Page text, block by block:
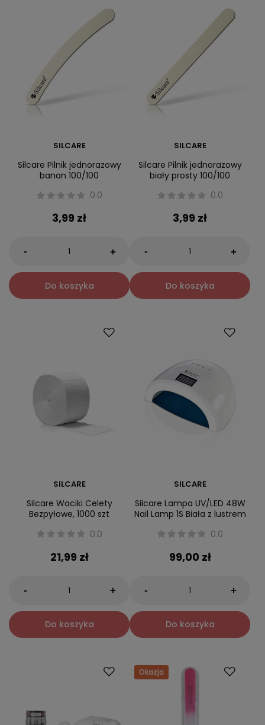
SILCARE
Silcare Pilnik jednorazowy
banan 100/100
0.0
3,99 zł
- +
Do koszyka
SILCARE
Silcare Pilnik jednorazowy
biały prosty 100/100
0.0
3,99 zł
- +
Do koszyka
SILCARE
Silcare Waciki Celety
Bezpyłowe, 1000 szt
0.0
21,99 zł
- +
Do koszyka
SILCARE
Silcare Lampa UV/LED 48W
Nail Lamp 1S Biała z lustrem
0.0
99,00 zł
- +
Do koszyka
Okazja